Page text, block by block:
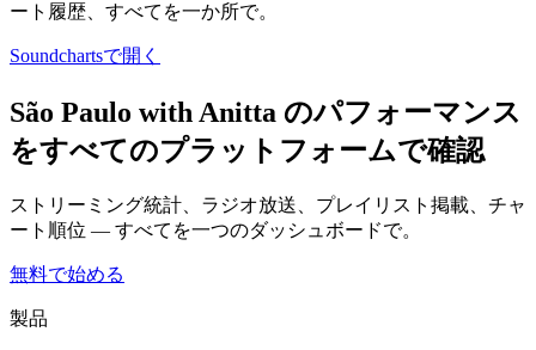
ート履歴、すべてを一か所で。
Soundchartsで開く
São Paulo with Anitta のパフォーマンス
をすべてのプラットフォームで確認
ストリーミング統計、ラジオ放送、プレイリスト掲載、チャ
ート順位 — すべてを一つのダッシュボードで。
無料で始める
製品